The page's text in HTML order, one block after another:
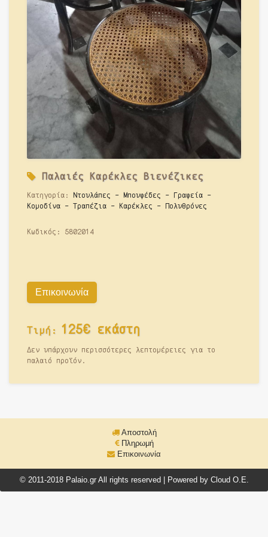
Παλαιές Καρέκλες Βιενέζικες
Κατηγορία: Ντουλάπες - Μπουφέδες - Γραφεία -
Κομοδίνα - Τραπέζια - Καρέκλες - Πολυθρόνες
Κωδικός: 5802014
Επικοινωνία
Τιμή: 125€ εκάστη
Δεν υπάρχουν περισσότερες λεπτομέρειες για το
παλαιό προϊόν.
Αποστολή
Πληρωμή
Επικοινωνία
© 2011-2018 Palaio.gr All rights reserved | Powered by Cloud O.E.